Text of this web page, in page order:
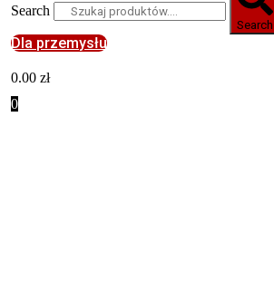
Search
Search
Dla przemysłu
0.00zł
0